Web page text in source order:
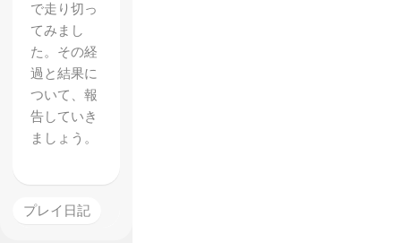
で走り切っ
てみまし
た。その経
過と結果に
ついて、報
告していき
ましょう。
プレイ日記